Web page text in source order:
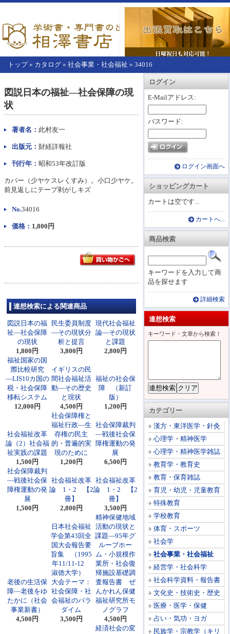
トップ» カタログ » 社会事業・社会福祉 » 34016
カートを見る
ログイン
E-Mailアドレス:
パスワード:
ログイン画面へ
ショッピングカート
カートは空です...
カートへ...
商品検索
キーワードを入力して商
品を探せます
詳細検索
連想検索
キーワード・文章から検索！
カテゴリー
漢方・東洋医学・針灸
心理学・精神医学
心理学・精神医学雑誌
教育学・教育史
教育・保育雑誌
育児・幼児・児童教育
特殊教育
学校教育
体育・スポーツ
社会学
社会事業・社会福祉
経営学・社会科学
社会科学資料・報告書
文化史・技術史・歴史
医療・医学・保健
占い・気功・ヨガ
民族学・宗教学（キリ
こ
か
ら
本
文】
図説日本の福祉―社会保障の現
状
著者名： 此村友一
出版元： 財経詳報社
刊行年： 昭和53年改訂版
カバー（少ヤケスレくすみ）。小口少ヤケ。
前見返しにテープ剥がしキズ
No.34016
価格： 1,800円
連想検索による関連商品
図説日本の福
祉―社会保障
の現状
1,800円
民生委員制度
―その現状分
析と提言
3,800円
現代社会福祉
論―その現状
と課題
2,800円
福祉国家の国
際比較研究
―LIS10カ国の
税・社会保障
移転システム
12,000円
イギリスの民
間社会福祉活
動―その歴史
と現状
4,500円
福祉の社会保
障 （新訂
版）
1,200円
社会福祉改革
論（2）社会福
祉実践の課題
1,500円
社会保障権と
福祉行政―生
存権の民主
的・普遍的実
現のために
1,200円
社会保障裁判
―戦後社会保
障権運動の発
展
6,500円
社会保障裁判
―戦後社会保
障権運動の発
展
1,500円
社会福祉改革
論 1・2 【2
冊】
2,800円
社会福祉改革
論 1・2 【2
冊】
3,500円
老後の生活保
障―老後をゆ
たかに（社会
事業新書）
4,500円
日本社会福祉
学会第43回全
国大会報告要
旨集 （1995
年11/11-12
淑徳大学）
大会テーマ：
社会保障・社
会福祉のパラ
ダイム
3,500円
精神保健地域
活動の現状と
課題―95年グ
ループホー
ム・小規模作
業所・社会復
帰施設基礎調
査報告書 ぜ
んかれん保健
福祉研究所モ
ノグラフ
4,500円
経済社会の変